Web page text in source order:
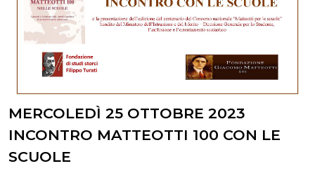
MERCOLEDÌ 25 OTTOBRE 2023
INCONTRO MATTEOTTI 100 CON LE
SCUOLE